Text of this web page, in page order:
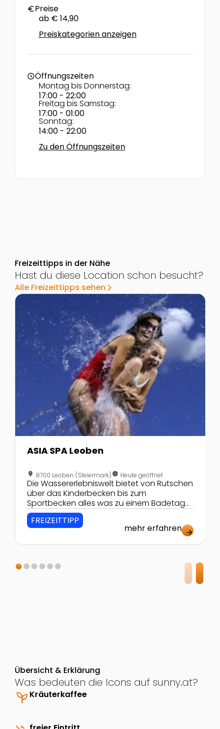
euroPreise
ab € 14,90
Preiskategorien anzeigen
scheduleÖffnungszeiten
Montag bis Donnerstag:
17:00 - 22:00
Freitag bis Samstag:
17:00 - 01:00
Sonntag:
14:00 - 22:00
Zu den Öffnungszeiten
Freizeittipps in der Nähe
Hast du diese Location schon besucht?
Alle Freizeittipps sehen arrow_forward_ios
Zur Detailseite von ASIA SPA Leoben
ASIA SPA Leoben
location_on 8700 Leoben (Steiermark)nest_clock_farsight_analog Heute geöffnet
Die Wassererlebniswelt bietet von Rutschen
über das Kinderbecken bis zum
Sportbecken alles was zu einem Badetag
gehört!
FREIZEITTIPP
mehr erfahren arrow_forward
Übersicht & Erklärung
Was bedeuten die Icons auf sunny.at?
psychiatryKräuterkaffee